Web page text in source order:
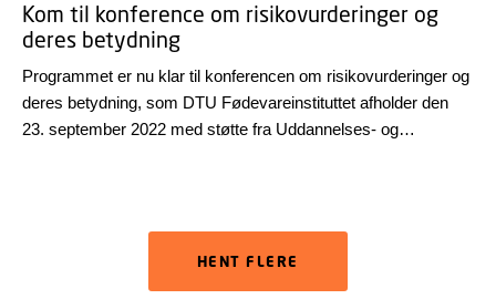
Kom til konference om risikovurderinger og
deres betydning
Programmet er nu klar til konferencen om risikovurderinger og
deres betydning, som DTU Fødevareinstituttet afholder den
23. september 2022 med støtte fra Uddannelses- og
HENT FLERE